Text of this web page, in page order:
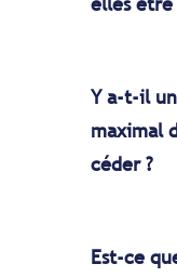
Y a-t-il
maximal
céder ?
Est-ce